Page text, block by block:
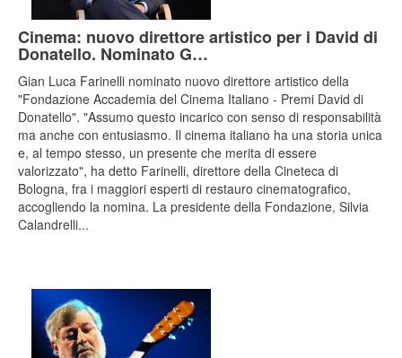
Cinema: nuovo direttore artistico per i David di
Donatello. Nominato G…
Gian Luca Farinelli nominato nuovo direttore artistico della
"Fondazione Accademia del Cinema Italiano - Premi David di
Donatello". "Assumo questo incarico con senso di responsabilità
ma anche con entusiasmo. Il cinema italiano ha una storia unica
e, al tempo stesso, un presente che merita di essere
valorizzato", ha detto Farinelli, direttore della Cineteca di
Bologna, fra i maggiori esperti di restauro cinematografico,
accogliendo la nomina. La presidente della Fondazione, Silvia
Calandrelli...